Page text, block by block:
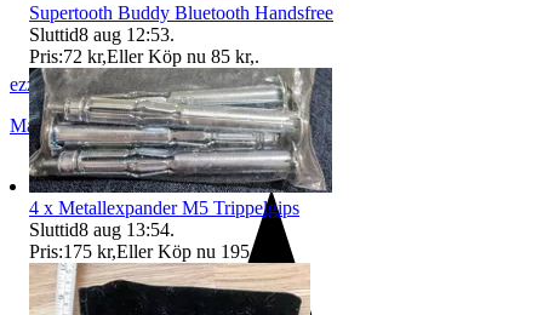
ezzz_ezzz
Malmö,Sverige
Supertooth Buddy Bluetooth Handsfree
Sluttid8 aug 12:53.
Pris:72 kr,Eller Köp nu 85 kr,.
4 x Metallexpander M5 Trippelgips
Sluttid8 aug 13:54.
Pris:175 kr,Eller Köp nu 195 kr